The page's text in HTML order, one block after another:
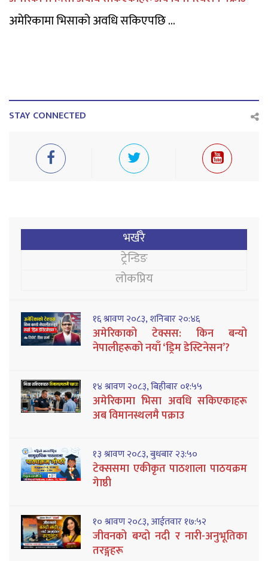
अमेरिकामा भिसाको अवधि सकिएपछि ...
STAY CONNECTED
भर्खरै
ट्रेन्डिङ
लोकप्रिय
१६ श्रावण २०८३, शनिबार २०:४६
अमेरिकाको टेक्सस: किन बन्यो
नेपालीहरूको नयाँ ‘ड्रिम डेस्टिनेसन’?
१४ श्रावण २०८३, बिहीबार ०१:५५
अमेरिकामा भिसा अवधि सकिएकाहरू
अब विमानस्थलमै पक्राउ
१३ श्रावण २०८३, बुधबार २३:५०
टेक्ससमा एकीकृत पाठशाला पाठयक्रम
गेाष्ठी
१० श्रावण २०८३, आईतवार १७:५२
जीवनको बग्दो नदी र नारी-अनुभूतिका
तरङ्गहरू